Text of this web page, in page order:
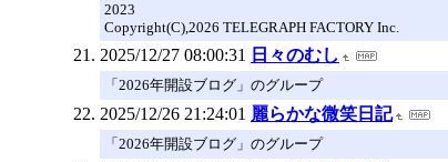
2023
Copyright(C),2026 TELEGRAPH FACTORY Inc.
2025/12/27 08:00:31 日々のむし
「2026年開設ブログ」のグループ
2025/12/26 21:24:01 麗らかな微笑日記
「2026年開設ブログ」のグループ